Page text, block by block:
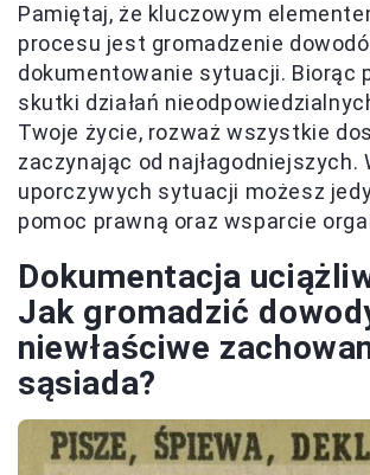
Pamiętaj, że kluczowym
procesu jest gromadzenie
dokumentowanie sytuacji. Biorąc
skutki działań
Twoje życie, rozważ wszystkie
zaczynając od najłagodniejszych.
uporczywych sytuacji możesz
pomoc prawną oraz wsparcie
Dokumentacja
Jak gromadzić
niewłaściwe
sąsiada?